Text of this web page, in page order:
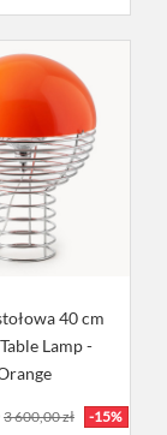
40 cm
Lamp -
3 600,00 zł
-15%